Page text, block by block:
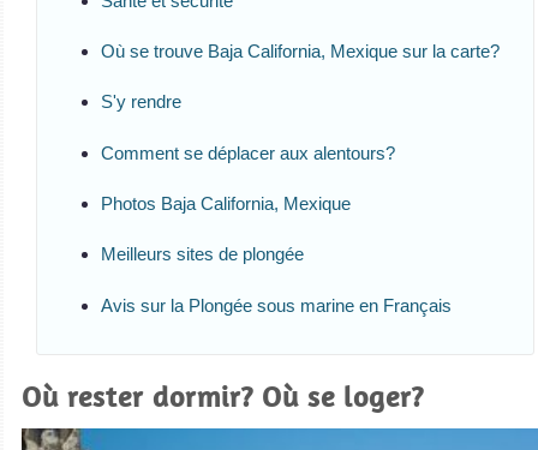
Où se trouve Baja California, Mexique sur la carte?
S'y rendre
Comment se déplacer aux alentours?
Photos Baja California, Mexique
Meilleurs sites de plongée
Avis sur la Plongée sous marine en Français
Où rester dormir? Où se loger?